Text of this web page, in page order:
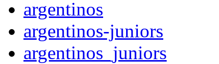
argentinos
argentinos-juniors
argentinos_juniors